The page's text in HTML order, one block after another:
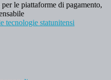
le piattaforme di pagamento,
tecnologie statunitensi